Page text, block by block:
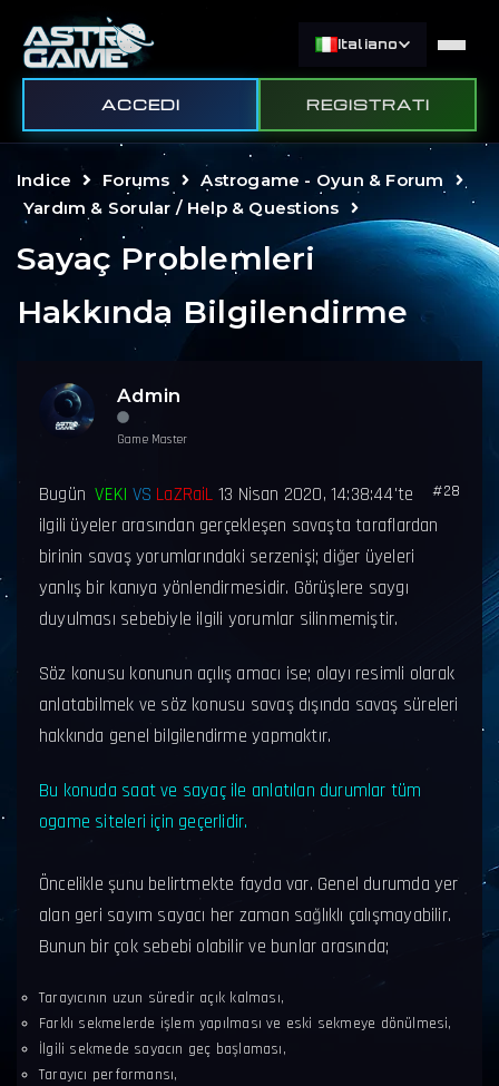
Italiano
ACCEDI REGISTRATI
Indice Forums
Astrogame - Oyun & Forum
Yardım & Sorular / Help & Questions
Sayaç Problemleri
Hakkında Bilgilendirme
Admin
Game Master
#28
Bugün VEKI VS LaZRaiL 13 Nisan 2020, 14:38:44'te
ilgili üyeler arasından gerçekleşen savaşta taraflardan
birinin savaş yorumlarındaki serzenişi; diğer üyeleri
yanlış bir kanıya yönlendirmesidir. Görüşlere saygı
duyulması sebebiyle ilgili yorumlar silinmemiştir.
Söz konusu konunun açılış amacı ise; olayı resimli olarak
anlatabilmek ve söz konusu savaş dışında savaş süreleri
hakkında genel bilgilendirme yapmaktır.
Bu konuda saat ve sayaç ile anlatılan durumlar tüm
ogame siteleri için geçerlidir.
Öncelikle şunu belirtmekte fayda var. Genel durumda yer
alan geri sayım sayacı her zaman sağlıklı çalışmayabilir.
Bunun bir çok sebebi olabilir ve bunlar arasında;
Tarayıcının uzun süredir açık kalması,
Farklı sekmelerde işlem yapılması ve eski sekmeye dönülmesi,
İlgili sekmede sayacın geç başlaması,
Tarayıcı performansı,